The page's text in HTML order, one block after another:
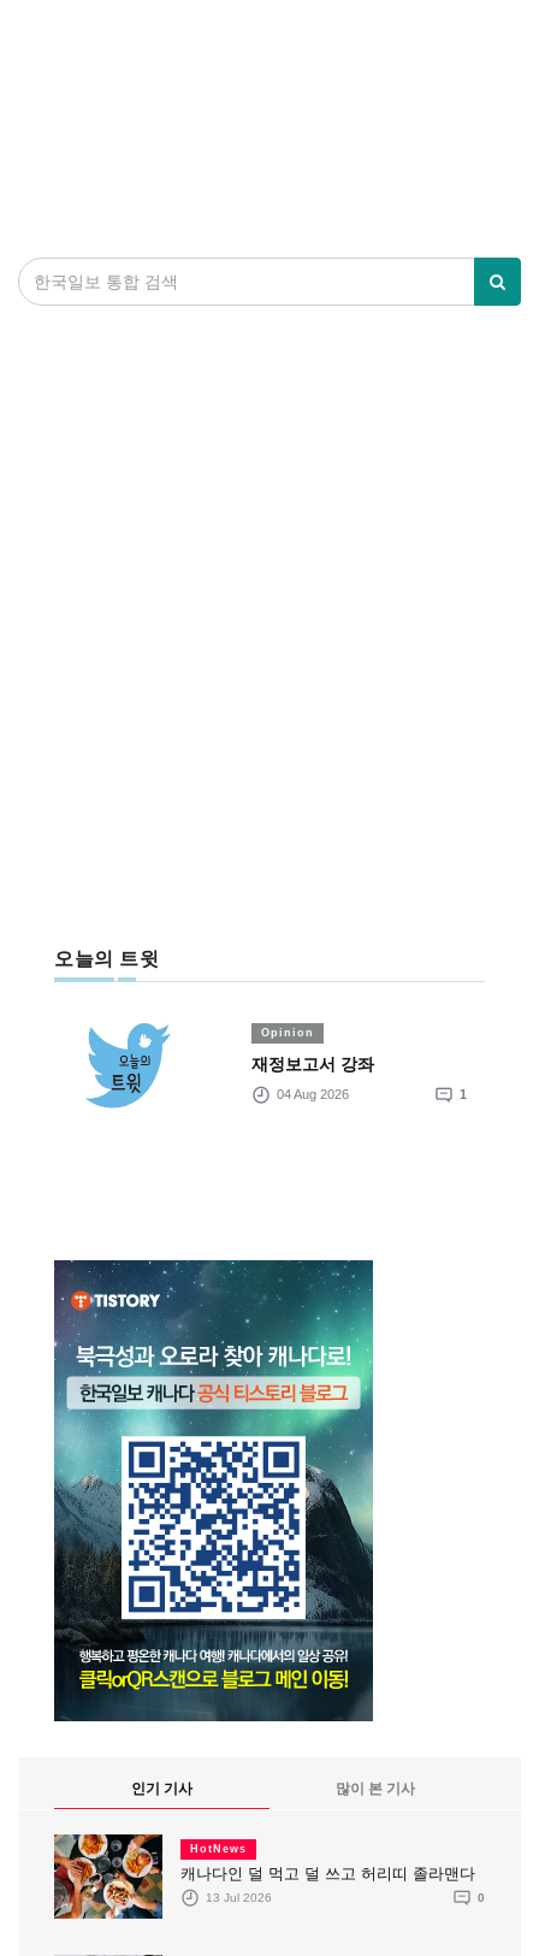
오늘의 트윗
Opinion
재정보고서 강좌
04 Aug 2026 1
인기 기사 많이 본 기사
HotNews
캐나다인 덜 먹고 덜 쓰고 허리띠 졸라맨다
13 Jul 2026 0